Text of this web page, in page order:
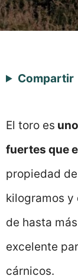
Compartir
El toro es
fuertes que
propiedad
kilogramos y
de hasta
excelente
cárnicos.